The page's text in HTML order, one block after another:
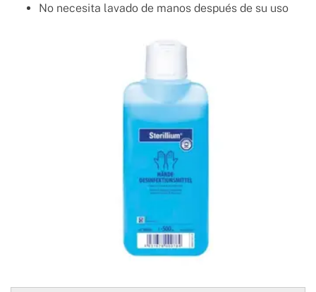
No necesita lavado de manos después de su uso